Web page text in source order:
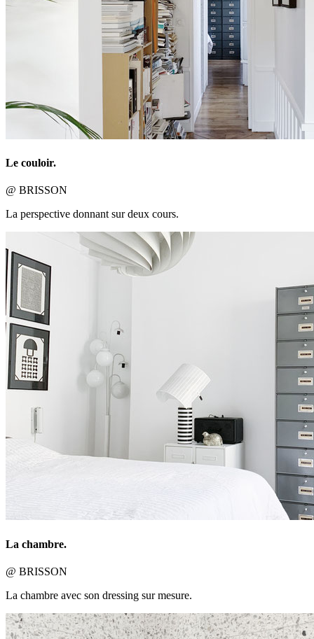
Le couloir.
@ BRISSON
La perspective donnant sur deux cours.
La chambre.
@ BRISSON
La chambre avec son dressing sur mesure.